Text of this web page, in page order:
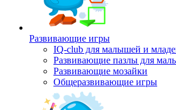
Развивающие игры
IQ-club для малышей и
Развивающие пазлы для
Развивающие мозайки
Общеразвивающие игры